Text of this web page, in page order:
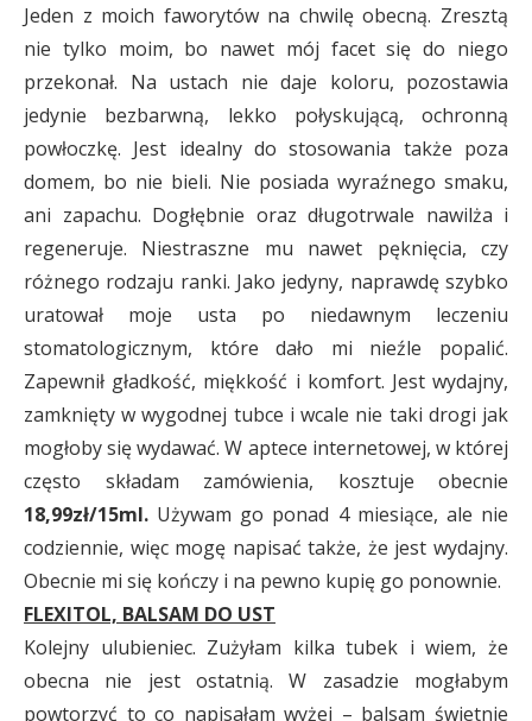
Jeden z moich faworytów na chwilę obecną. Zresztą
nie tylko moim, bo nawet mój facet się do niego
przekonał. Na ustach nie daje koloru, pozostawia
jedynie bezbarwną, lekko połyskującą, ochronną
powłoczkę. Jest idealny do stosowania także poza
domem, bo nie bieli. Nie posiada wyraźnego smaku,
ani zapachu. Dogłębnie oraz długotrwale nawilża i
regeneruje. Niestraszne mu nawet pęknięcia, czy
różnego rodzaju ranki. Jako jedyny, naprawdę szybko
uratował moje usta po niedawnym leczeniu
stomatologicznym, które dało mi nieźle popalić.
Zapewnił gładkość, miękkość i komfort. Jest wydajny,
zamknięty w wygodnej tubce i wcale nie taki drogi jak
mogłoby się wydawać. W aptece internetowej, w której
często składam zamówienia, kosztuje obecnie
18,99zł/15ml. Używam go ponad 4 miesiące, ale nie
codziennie, więc mogę napisać także, że jest wydajny.
Obecnie mi się kończy i na pewno kupię go ponownie.
FLEXITOL, BALSAM DO UST
Kolejny ulubieniec. Zużyłam kilka tubek i wiem, że
obecna nie jest ostatnią. W zasadzie mogłabym
powtorzyć to co napisałam wyżej – balsam świetnie